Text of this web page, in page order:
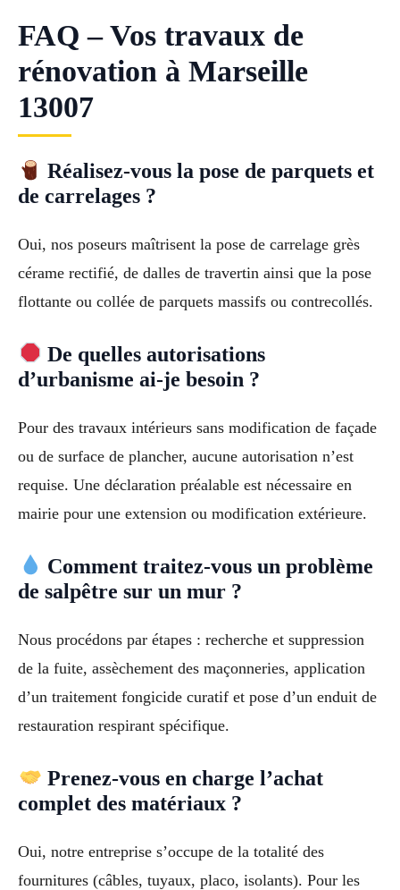
FAQ – Vos travaux de
rénovation à Marseille
13007
Réalisez-vous la pose de parquets et
de carrelages ?
Oui, nos poseurs maîtrisent la pose de carrelage grès
cérame rectifié, de dalles de travertin ainsi que la pose
flottante ou collée de parquets massifs ou contrecollés.
De quelles autorisations
d’urbanisme ai-je besoin ?
Pour des travaux intérieurs sans modification de façade
ou de surface de plancher, aucune autorisation n’est
requise. Une déclaration préalable est nécessaire en
mairie pour une extension ou modification extérieure.
Comment traitez-vous un problème
de salpêtre sur un mur ?
Nous procédons par étapes : recherche et suppression
de la fuite, assèchement des maçonneries, application
d’un traitement fongicide curatif et pose d’un enduit de
restauration respirant spécifique.
Prenez-vous en charge l’achat
complet des matériaux ?
Oui, notre entreprise s’occupe de la totalité des
fournitures (câbles, tuyaux, placo, isolants). Pour les